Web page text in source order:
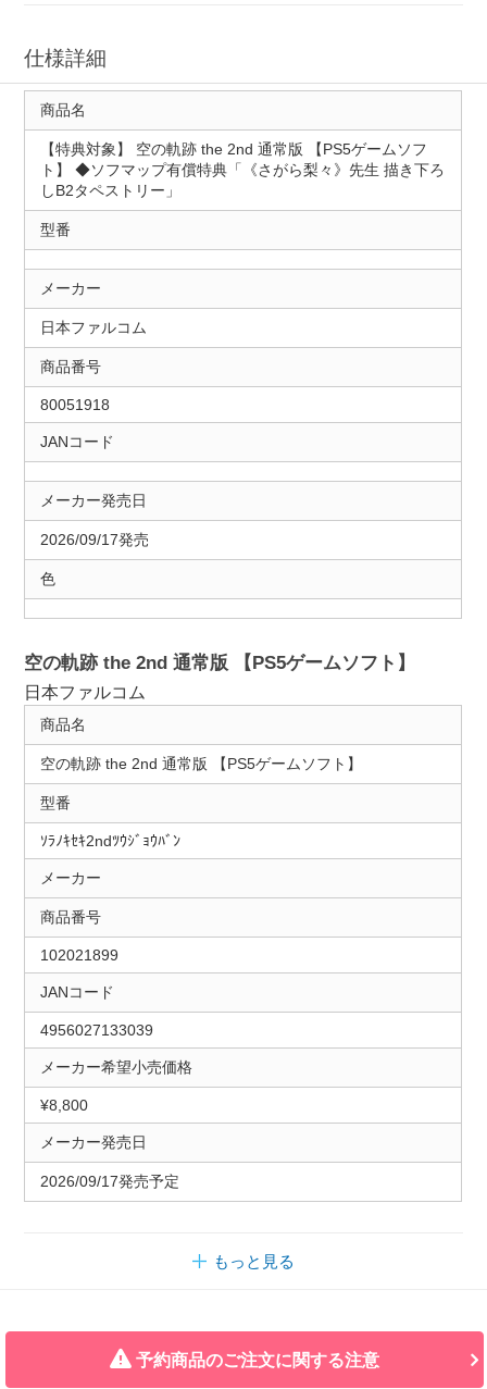
仕様詳細
商品名
【特典対象】 空の軌跡 the 2nd 通常版 【PS5ゲームソフ
ト】 ◆ソフマップ有償特典「《さがら梨々》先生 描き下ろ
しB2タペストリー」
型番
メーカー
日本ファルコム
商品番号
80051918
JANコード
メーカー発売日
2026/09/17発売
色
空の軌跡 the 2nd 通常版 【PS5ゲームソフト】
日本ファルコム
商品名
空の軌跡 the 2nd 通常版 【PS5ゲームソフト】
型番
ｿﾗﾉｷｾｷ2ndﾂｳｼﾞｮｳﾊﾞﾝ
メーカー
商品番号
102021899
JANコード
4956027133039
メーカー希望小売価格
¥8,800
メーカー発売日
2026/09/17発売予定
もっと見る
予約商品のご注文に関する注意